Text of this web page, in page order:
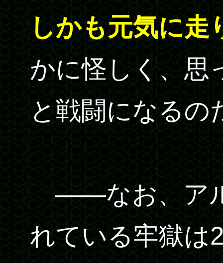
しかも元気に走
かに怪しく、思
と戦闘になるの
――なお、アル
れている牢獄は